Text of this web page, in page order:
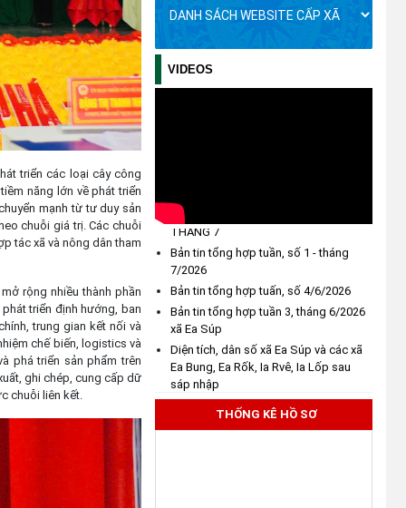
triển các loại cây công
năng lớn về phát triển
mạnh từ tư duy sản
chuỗi giá trị. Các chuỗi
tác xã và nông dân tham
rộng nhiều thành phần
triển định hướng, ban
trung gian kết nối và
chế biến, logistics và
phá triển sản phẩm trên
ghi chép, cung cấp dữ
chuỗi liên kết.
THÔNG BÁO NIÊM YẾT CÔNG
KHAI: Kết quả thẩm định hồ sơ đề
do thiên tai bão số 13 năm 2025
sàng lọc cho Nhân dân năm
2026
(30/07/2026)
Thông tin về 17 khu đất đấu giá
quyền sử dụng đất trên địa bàn
tỉnh Đắk Lắk
(29/07/2026)
Về việc mời dự Hội nghị toàn
quốc nghiên cứu, học tập, quán
VIDEOS
THÁNG 7
Bản tin tổng hợp tuần, số 1 - tháng
7/2026
Bản tin tổng hợp tuấn, số 4/6/2026
Bản tin tổng hợp tuần 3, tháng 6/2026
xã Ea Súp
Diện tích, dân số xã Ea Súp và các xã
Ea Bung, Ea Rốk, Ia Rvê, Ia Lốp sau
sáp nhập
Đại hội đại biểu Đảng bộ xã Ea Súp
lần thứ I, nhiệm kỳ 2025 - 2030
THỐNG KÊ HỒ SƠ